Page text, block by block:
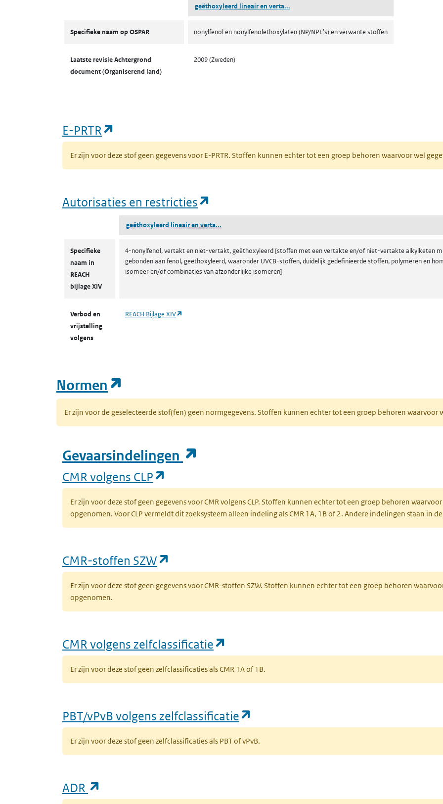
geëthoxyleerd lineair en verta...
Specifieke naam op OSPAR nonylfenol en nonylfenolethoxylaten (NP/NPE's) en verwante stoffen
Laatste revisie Achtergrond
document (Organiserend land)
2009 (Zweden)
E-PRTR
Er zijn voor deze stof geen gegevens voor E-PRTR. Stoffen kunnen echter tot een groep behoren waarvoor wel
Autorisaties en restricties
geëthoxyleerd lineair en verta...
Specifieke
naam in
REACH
bijlage XIV
4-nonylfenol, vertakt en niet-vertakt, geëthoxyleerd [stoffen met een vertakte en/of niet-vertakte alkylketen
gebonden aan fenol, geëthoxyleerd, waaronder UVCB-stoffen, duidelijk gedefinieerde stoffen, polymeren en
isomeer en/of combinaties van afzonderlijke isomeren]
Verbod en
vrijstelling
volgens
REACH Bijlage XIV
Normen
Er zijn voor de geselecteerde stof(fen) geen normgegevens. Stoffen kunnen echter tot een groep behoren waarvoor
Gevaarsindelingen
CMR volgens CLP
Er zijn voor deze stof geen gegevens voor CMR volgens CLP. Stoffen kunnen echter tot een groep behoren
opgenomen. Voor CLP vermeldt dit zoeksysteem alleen indeling als CMR 1A, 1B of 2. Andere indelingen staan in
CMR-stoffen SZW
Er zijn voor deze stof geen gegevens voor CMR-stoffen SZW. Stoffen kunnen echter tot een groep behoren
opgenomen.
CMR volgens zelfclassificatie
Er zijn voor deze stof geen zelfclassificaties als CMR 1A of 1B.
PBT/vPvB volgens zelfclassificatie
Er zijn voor deze stof geen zelfclassificaties als PBT of vPvB.
ADR